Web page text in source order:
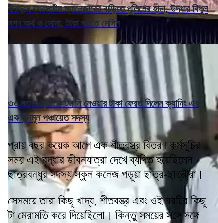
বীরভূমে ব্যবসায়ীর ম্যানেজারের বাড়িতে পুলিশের হানা, উদ্ধার বিপুল
নগদ অর্থ ও সোনা, টাকা গুনতে মেসিন
৩৩ জনের হাতে কাটমানি নেওয়ার টাকা ফেরত দিলেন ক্যানিং এর
এক তৃনমূল পঞ্চায়েত সদস্য
প্রায় বছর কয়েক আগে এক শীতবস্ত্র বিতরণ কর্মসূচির
সময় এই বৃদ্ধার জীবনযাত্রা দেখে ব্যথিত হয়েছিলেন
ছাত্রবন্ধুর সদস্য স্কুল কলেজ পড়ুয়া ছাত্র-ছাত্রীরা।
সেসময়ে তারা কিছু খাদ্য, শীতবস্ত্র এবং ওই ঘরটির কিছু
টা মেরামতি করে দিয়েছিলো। কিন্তু সময়ের সঙ্গে সঙ্গে